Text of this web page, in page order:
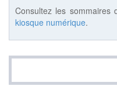
Consultez les sommaires
kiosque numérique.